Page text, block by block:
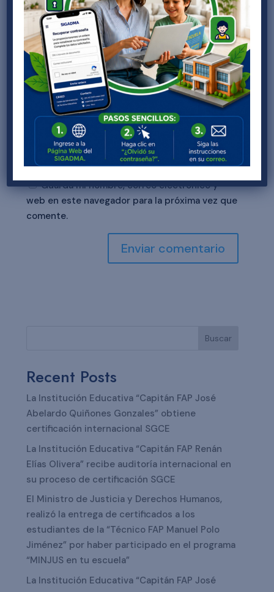
Guarda mi nombre, correo electrónico y
web en este navegador para la próxima vez que
comente.
Buscar
Recent Posts
La Institución Educativa “Capitán FAP José
Abelardo Quiñones Gonzales” obtiene
certificación internacional SGCE
La Institución Educativa “Capitán FAP Renán
Elías Olivera” recibe auditoría internacional en
su proceso de certificación SGCE
El Ministro de Justicia y Derechos Humanos,
realizó la entrega de certificados a los
estudiantes de la “Técnico FAP Manuel Polo
Jiménez” por haber participado en el programa
“MINJUS en tu escuela”
La Institución Educativa “Capitán FAP José